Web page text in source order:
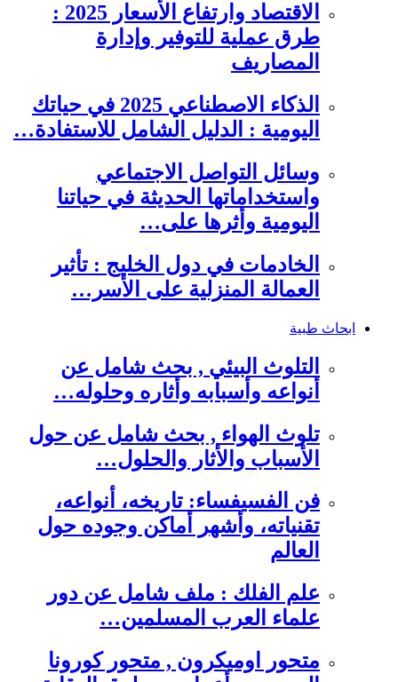
الاقتصاد وارتفاع الأسعار 2025 :
طرق عملية للتوفير وإدارة
المصاريف
الذكاء الاصطناعي 2025 في حياتك
اليومية : الدليل الشامل للاستفادة…
وسائل التواصل الاجتماعي
واستخداماتها الحديثة في حياتنا
اليومية وأثرها على…
الخادمات في دول الخليج : تأثير
العمالة المنزلية على الأسر…
ابحاث طبية
التلوث البيئي , بحث شامل عن
أنواعه وأسبابه وأثاره وحلوله…
تلوث الهواء , بحث شامل عن حول
الأسباب والأثار والحلول…
فن الفسيفساء: تاريخه، أنواعه،
تقنياته، وأشهر أماكن وجوده حول
العالم
علم الفلك : ملف شامل عن دور
علماء العرب المسلمين…
متحور اوميكرون , متحور كورونا